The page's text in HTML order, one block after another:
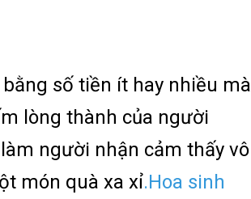
số tiền ít hay nhiều mà
lòng thành của người
người nhận cảm thấy vô
món quà xa xỉ.Hoa sinh